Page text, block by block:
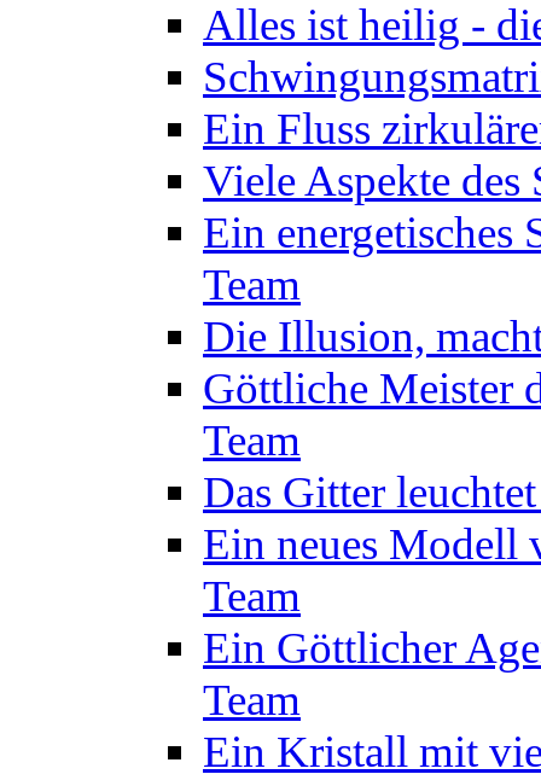
Alles ist heilig -
Ein Fluss
Viele Aspekte des
Ein energetisches
Team
Die Illusion,
Göttliche Meister
Team
Das Gitter
Ein neues Modell
Team
Ein Göttlicher
Team
Ein Kristall mit